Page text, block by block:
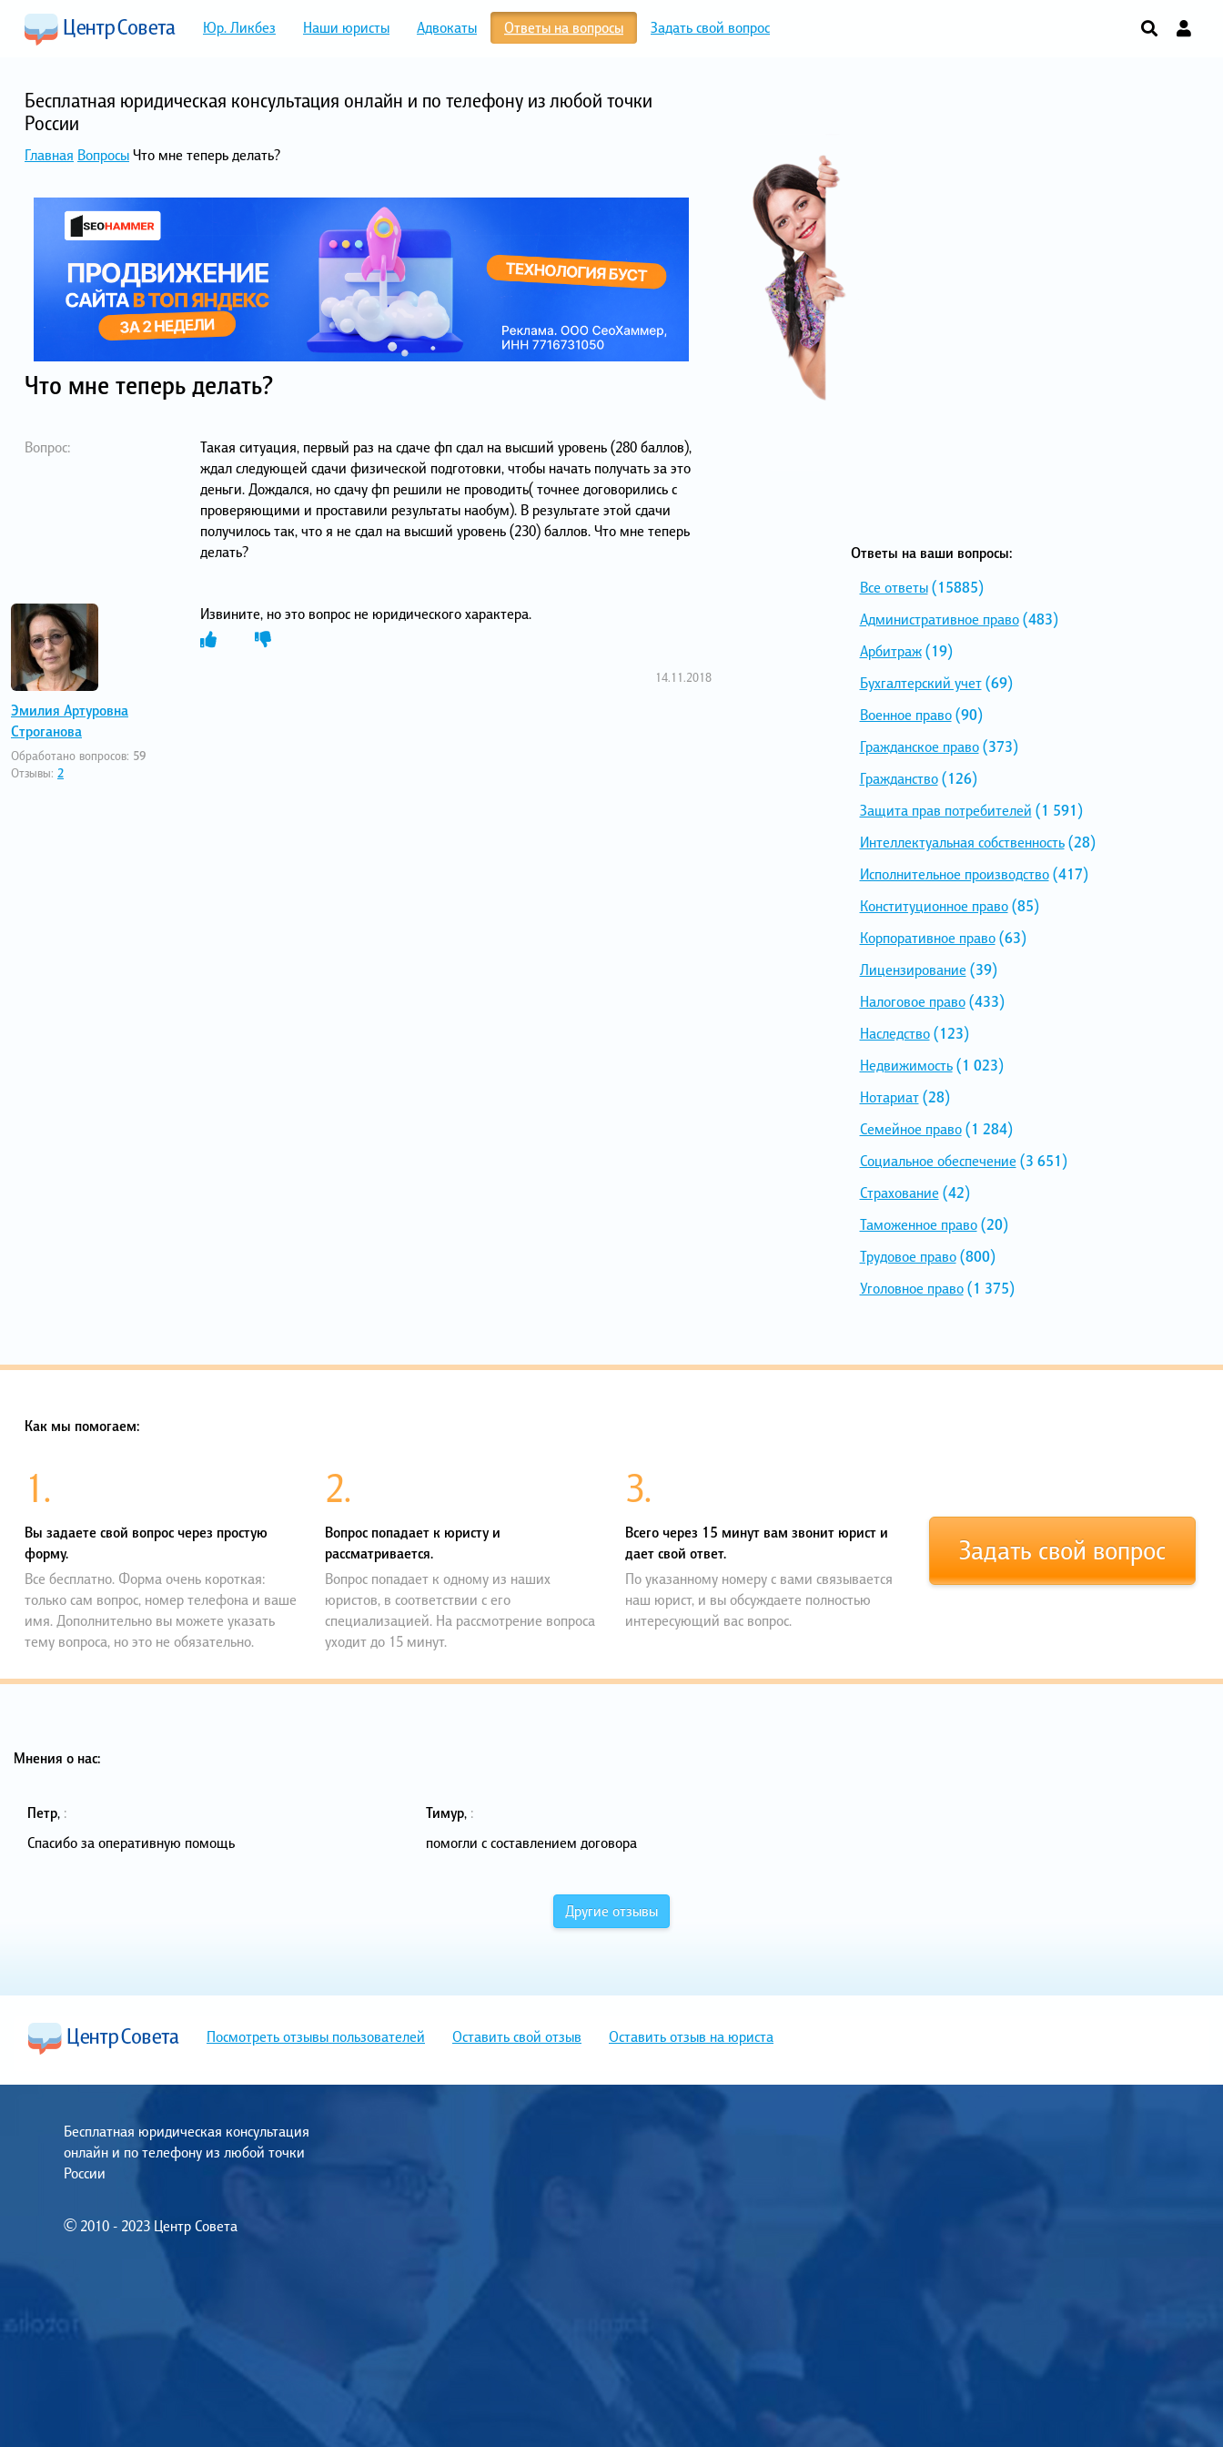
Юр. Ликбез Наши юристы Адвокаты Ответы на вопросы Задать свой вопрос
Бесплатная юридическая консультация онлайн и по телефону из любой точки
России
Главная ВопросыЧто мне теперь делать?
Что мне теперь делать?
Вопрос:
Такая ситуация, первый раз на сдаче фп сдал на высший уровень (280 баллов),
ждал следующей сдачи физической подготовки, чтобы начать получать за это
деньги. Дождался, но сдачу фп решили не проводить( точнее договорились с
проверяющими и проставили результаты наобум). В результате этой сдачи
получилось так, что я не сдал на высший уровень (230) баллов. Что мне теперь
делать?
Эмилия Артуровна
Строганова
Обработано вопросов: 59
Отзывы: 2
Извините, но это вопрос не юридического характера.
14.11.2018
Ответы на ваши вопросы:
Все ответы(15885)
Административное право(483)
Арбитраж(19)
Бухгалтерский учет(69)
Военное право(90)
Гражданское право(373)
Гражданство(126)
Защита прав потребителей (1 591)
Интеллектуальная собственность(28)
Исполнительное производство(417)
Конституционное право(85)
Корпоративное право(63)
Лицензирование (39)
Налоговое право(433)
Наследство(123)
Недвижимость(1 023)
Нотариат(28)
Семейное право(1 284)
Социальное обеспечение (3 651)
Страхование (42)
Таможенное право(20)
Трудовое право(800)
Уголовное право(1 375)
Как мы помогаем:
1.
Вы задаете свой вопрос через простую
форму.
Все бесплатно. Форма очень короткая:
только сам вопрос, номер телефона и ваше
имя. Дополнительно вы можете указать
тему вопроса, но это не обязательно.
2.
Вопрос попадает к юристу и
рассматривается.
Вопрос попадает к одному из наших
юристов, в соответствии с его
специализацией. На рассмотрение вопроса
уходит до 15 минут.
3.
Всего через 15 минут вам звонит юрист и
дает свой ответ.
По указанному номеру с вами связывается
наш юрист, и вы обсуждаете полностью
интересующий вас вопрос.
Задать свой вопрос
Мнения о нас:
Петр, :
Спасибо за оперативную помощь
Тимур, :
помогли с составлением договора
Другие отзывы
Посмотреть отзывы пользователей Оставить свой отзыв Оставить отзыв на юриста
Бесплатная юридическая консультация
онлайн и по телефону из любой точки
России
© 2010 - 2023 Центр Совета